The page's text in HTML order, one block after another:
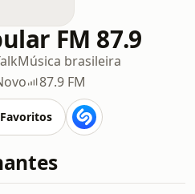
FM 87.9
Música brasileira
87.9 FM
Favoritos